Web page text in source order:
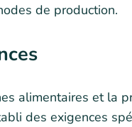
de production.
alimentaires et la
des exigences